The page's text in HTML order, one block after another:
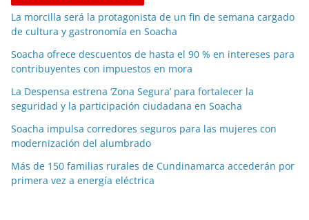
La morcilla será la protagonista de un fin de semana cargado
de cultura y gastronomía en Soacha
Soacha ofrece descuentos de hasta el 90 % en intereses para
contribuyentes con impuestos en mora
La Despensa estrena ‘Zona Segura’ para fortalecer la
seguridad y la participación ciudadana en Soacha
Soacha impulsa corredores seguros para las mujeres con
modernización del alumbrado
Más de 150 familias rurales de Cundinamarca accederán por
primera vez a energía eléctrica